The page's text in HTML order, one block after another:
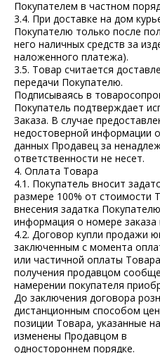
Покупателем в частном
3.4. При доставке на дом
Покупателю только после
него наличных средств за
наложенного платежа).
3.5. Товар считается
передачи Покупателю.
Подписываясь в
Покупатель подтверждает
Заказа. В случае
недостоверной информации
данных Продавец за
ответственности не несет.
4. Оплата Товара
4.1. Покупатель вносит
размере 100% от стоимости
внесения задатка
информация о номере заказа
4.2. Договор купли продажи
заключенным с момента
или частичной оплаты
получения продавцом
намерении покупателя
До заключения договора
дистанционным способом
позиции Товара, указанные
изменены Продавцом в
одностороннем порядке.